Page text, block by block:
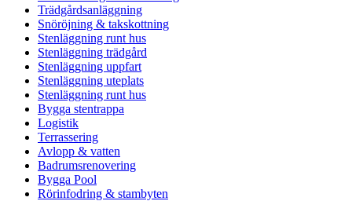
Trädgårdsanläggning
Snöröjning & takskottning
Stenläggning runt hus
Stenläggning trädgård
Stenläggning uppfart
Stenläggning uteplats
Stenläggning runt hus
Bygga stentrappa
Logistik
Terrassering
Avlopp & vatten
Badrumsrenovering
Bygga Pool
Rörinfodring & stambyten